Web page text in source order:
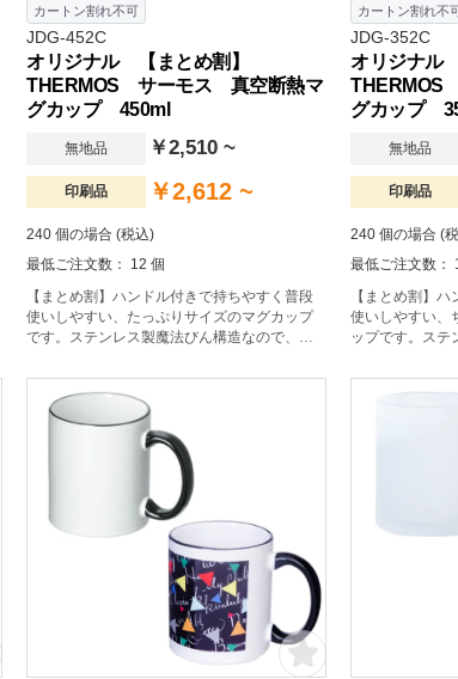
カートン割れ不可
JDG-452C
オリジナル 【まとめ割】
THERMOS サーモス 真空断熱マ
グカップ 450ml
無地品 ￥2,510 ~
印刷品 ￥2,612 ~
240 個の場合 (税込)
最低ご注文数： 12 個
【まとめ割】ハンドル付きで持ちやすく普段
使いしやすい、たっぷりサイズのマグカップ
です。ステンレス製魔法びん構造なので、冷
でくれるので衛生面も安心です。
カートン割れ不
JDG-352C
オリジナル
THERMOS
グカップ
無地品
印刷品
240 個の場合 (
最低ご注文数：
【まとめ割】
使いしやすい、
ップです。ステ
を防いでくれる